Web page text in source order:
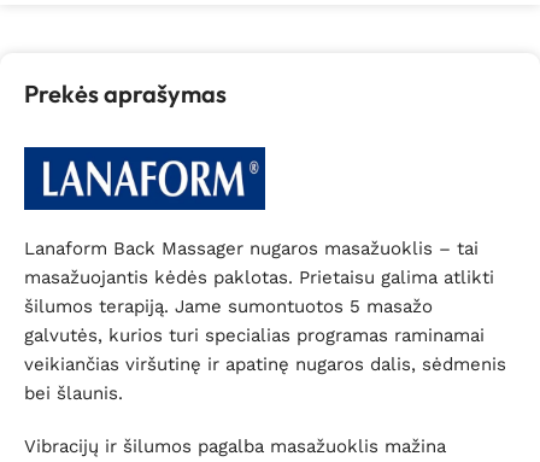
Prekės aprašymas
Lanaform Back Massager nugaros masažuoklis – tai
masažuojantis kėdės paklotas. Prietaisu galima atlikti
šilumos terapiją. Jame sumontuotos 5 masažo
galvutės, kurios turi specialias programas raminamai
veikiančias viršutinę ir apatinę nugaros dalis, sėdmenis
bei šlaunis.
Vibracijų ir šilumos pagalba masažuoklis mažina